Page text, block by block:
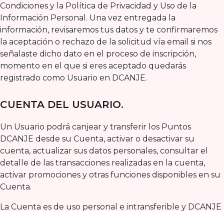
Condiciones y la Política de Privacidad y Uso de la
Información Personal. Una vez entregada la
información, revisaremos tus datos y te confirmaremos
la aceptación o rechazo de la solicitud vía email si nos
señalaste dicho dato en el proceso de inscripción,
momento en el que si eres aceptado quedarás
registrado como Usuario en DCANJE.
CUENTA DEL USUARIO.
Un Usuario podrá canjear y transferir los Puntos
DCANJE desde su Cuenta, activar o desactivar su
cuenta, actualizar sus datos personales, consultar el
detalle de las transacciones realizadas en la cuenta,
activar promociones y otras funciones disponibles en su
Cuenta.
La Cuenta es de uso personal e intransferible y DCANJE